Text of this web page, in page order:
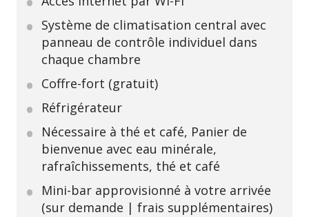
Système de climatisation central avec
panneau de contrôle individuel dans
chaque chambre
Coffre-fort (gratuit)
Réfrigérateur
Nécessaire à thé et café, Panier de
bienvenue avec eau minérale,
rafraîchissements, thé et café
Mini-bar approvisionné à votre arrivée
(sur demande | frais supplémentaires)